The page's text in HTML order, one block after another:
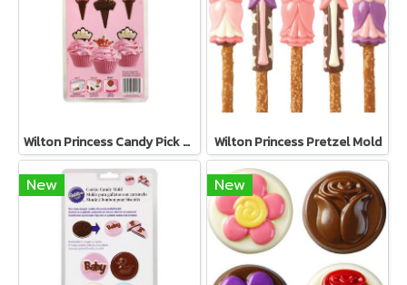
Wilton Princess Candy Pick Mold Wilton Princess Pretzel Mold
New New